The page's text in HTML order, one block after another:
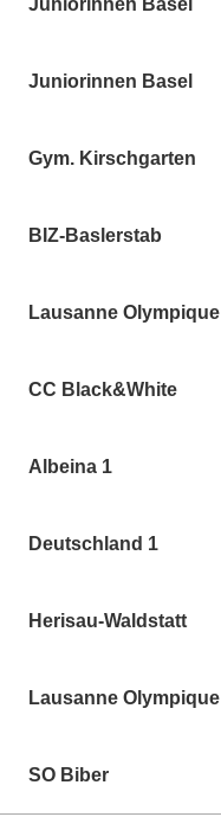
Juniorinnen Basel
Juniorinnen Basel
Gym. Kirschgarten
BIZ-Baslerstab
Lausanne Olympique
CC Black&White
Albeina 1
Deutschland 1
Herisau-Waldstatt
Lausanne Olympique
SO Biber